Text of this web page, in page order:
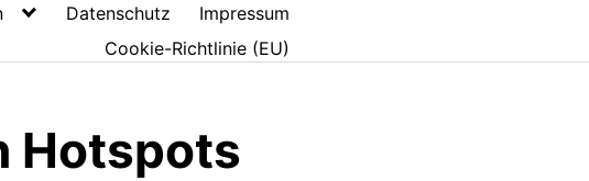
Datenschutz
Impressum
Cookie-Richtlinie (EU)
Hotspots